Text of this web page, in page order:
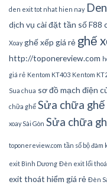
den exit tot nhat hien nay
dịch vụ cài đặt tần sốF88
Xoay ghế xếp giá rẻ ghế
http://toponereview.com
giá rẻ Kentom KT403 Kentom
Sua chua sơ đồ mạch điện
chữa ghế Sửa chữa
xoay Sài Gòn Sửa chữa
toponereview.com tần số bộ đàm
exit Bình Dương Đèn exit lối
exit thoát hiểm giá rẻ Đèn